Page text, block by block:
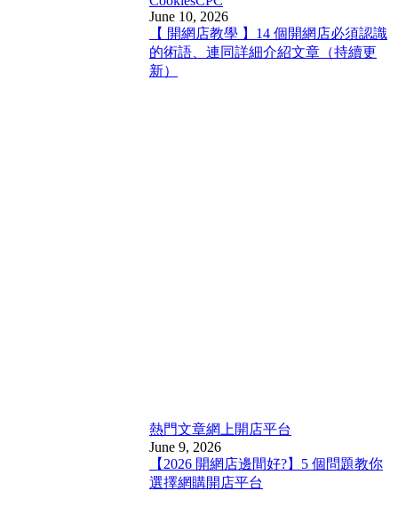
June 10, 2026
【 開網店教學 】14 個開網店必須認識
的術語、連同詳細介紹文章（持續更
新）
熱門文章網上開店平台
June 9, 2026
【2026 開網店邊間好?】5 個問題教你
選擇網購開店平台